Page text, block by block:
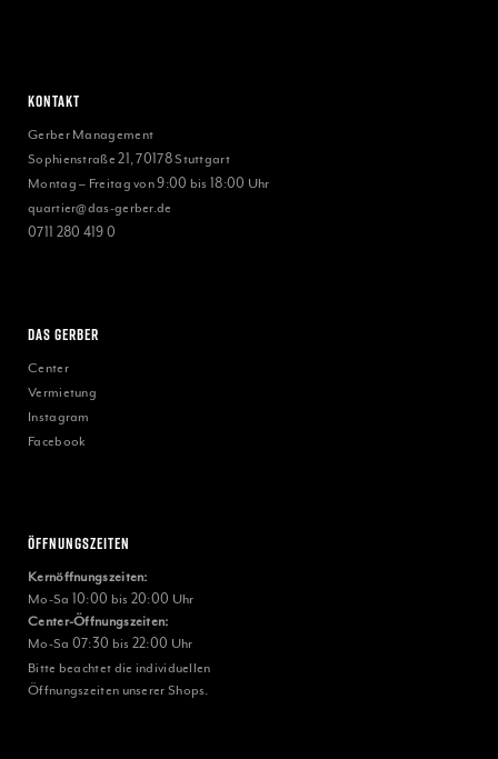
Kontakt
Gerber Management
Sophienstraße 21, 70178 Stuttgart
Montag – Freitag von 9:00 bis 18:00 Uhr
quartier@das-gerber.de
0711 280 419 0
Das Gerber
Center
Vermietung
Instagram
Facebook
Öffnungszeiten
Kernöffnungszeiten:
Mo-Sa 10:00 bis 20:00 Uhr
Center-Öffnungszeiten:
Mo-Sa 07:30 bis 22:00 Uhr
Bitte beachtet die individuellen
Öffnungszeiten unserer Shops.